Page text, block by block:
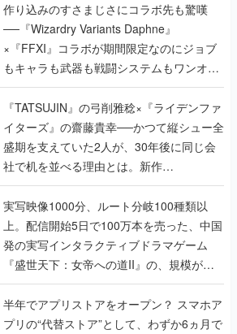
作り込みのすさまじさにコラボ先も驚嘆
──『Wizardry Variants Daphne』
×『FFXI』コラボが期間限定なのにジョブ
もキャラも武器も戦闘システムもワンオフ
で作り込まれた理由を両ディレクターに聞
く
『TATSUJIN』の弓削雅稔×『ライデンファ
イターズ』の齋藤貴幸──かつて縦シュー全
盛期を支えていた2人が、30年後に同じ会
社で机を並べる理由とは。新作
『TATSUJIN EXTREME』で初タッグを組
んだレジェンド2人に訊く開発秘話
実写映像1000分、ルート分岐100種類以
上。配信開始5日で100万本を売った、中国
発の実写インタラクティブドラマゲーム
『盛世天下：女帝への道II』の、規模が違
うこだわりをプロデューサーに聞いた
半年でアプリストアをオープン？ スマホア
プリの“代替ストア”として、わずか6ヵ月で